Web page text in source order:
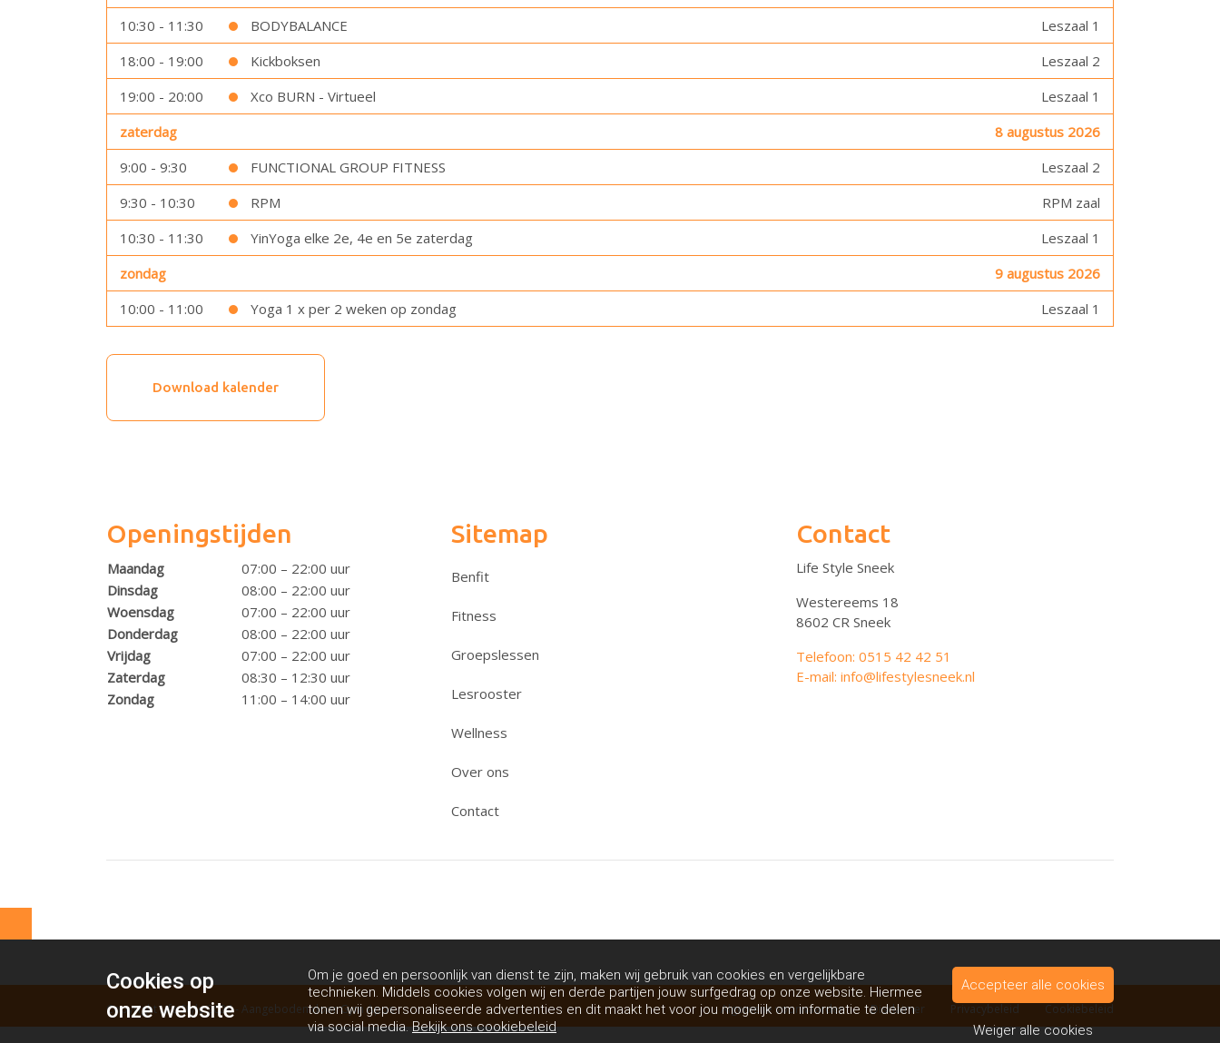
10:30 - 11:30
BODYBALANCE
Leszaal 1
18:00 - 19:00
Kickboksen
Leszaal 2
19:00 - 20:00
Xco BURN - Virtueel
Leszaal 1
zaterdag
8 augustus 2026
9:00 - 9:30
FUNCTIONAL GROUP FITNESS
Leszaal 2
9:30 - 10:30
RPM
RPM zaal
10:30 - 11:30
YinYoga elke 2e, 4e en 5e zaterdag
Leszaal 1
zondag
9 augustus 2026
10:00 - 11:00
Yoga 1 x per 2 weken op zondag Leszaal 1
Download kalender
Openingstijden
Maandag
07:00 – 22:00 uur
Dinsdag
08:00 – 22:00 uur
Woensdag
07:00 – 22:00 uur
Donderdag
08:00 – 22:00 uur
Vrijdag
07:00 – 22:00 uur
Zaterdag
08:30 – 12:30 uur
Zondag
11:00 – 14:00 uur
Sitemap
Benfit
Fitness
Groepslessen
Lesrooster
Wellness
Over ons
Contact
Contact
Life Style Sneek
Westereems 18
8602 CR Sneek
Telefoon: 0515 42 42 51
E-mail: info@lifestylesneek.nl
Copyright Life Style 2026 - Aangeboden doorGym Apps Algemene voorwaarden Disclaimer Privacybeleid Cookiebeleid
Cookies op
onze website
Om je goed en persoonlijk van dienst te zijn, maken wij gebruik van cookies en vergelijkbare
technieken. Middels cookies volgen wij en derde partijen jouw surfgedrag op onze website. Hiermee
tonen wij gepersonaliseerde advertenties en dit maakt het voor jou mogelijk om informatie te delen
via social media.Bekijk ons cookiebeleid
Accepteer alle cookies
Weiger alle cookies